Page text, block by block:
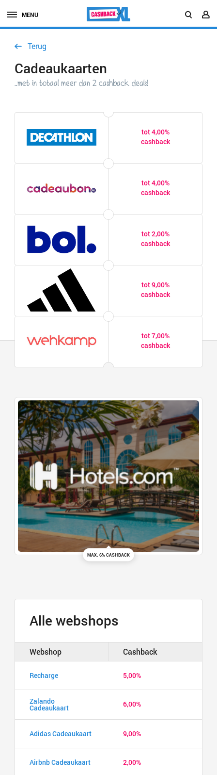
MENU
Terug
Cadeaukaarten
..met in totaal meer dan 2 cashback deals!
tot 4,00%
cashback
tot 4,00%
cashback
tot 2,00%
cashback
tot 9,00%
cashback
tot 7,00%
cashback
MAX. 6% CASHBACK
Alle webshops
Webshop Cashback
Recharge 5,00%
Zalando
Cadeaukaart 6,00%
Adidas Cadeaukaart 9,00%
Airbnb Cadeaukaart 2,00%